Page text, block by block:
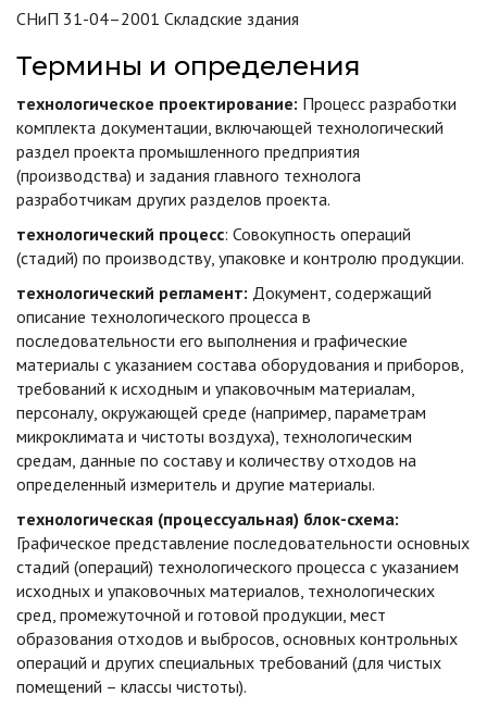
СНиП 31-04–2001 Складские здания
Термины и определения
технологическое проектирование: Процесс разработки
комплекта документации, включающей технологический
раздел проекта промышленного предприятия
(производства) и задания главного технолога
разработчикам других разделов проекта.
технологический процесс: Совокупность операций
(стадий) по производству, упаковке и контролю продукции.
технологический регламент: Документ, содержащий
описание технологического процесса в
последовательности его выполнения и графические
материалы с указанием состава оборудования и приборов,
требований к исходным и упаковочным материалам,
персоналу, окружающей среде (например, параметрам
микроклимата и чистоты воздуха), технологическим
средам, данные по составу и количеству отходов на
определенный измеритель и другие материалы.
технологическая (процессуальная) блок-схема:
Графическое представление последовательности основных
стадий (операций) технологического процесса с указанием
исходных и упаковочных материалов, технологических
сред, промежуточной и готовой продукции, мест
образования отходов и выбросов, основных контрольных
операций и других специальных требований (для чистых
помещений – классы чистоты).